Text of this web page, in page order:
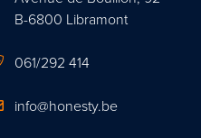
B-6800 Libramont
061/292 414
info@honesty.be